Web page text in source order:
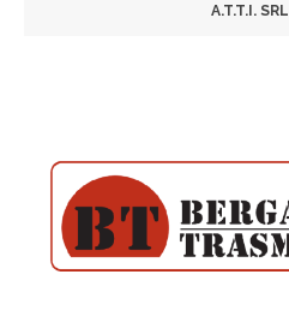
A.T.T.I. SRL